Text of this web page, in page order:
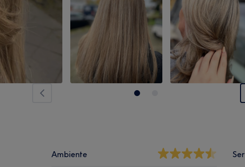
Ambiente